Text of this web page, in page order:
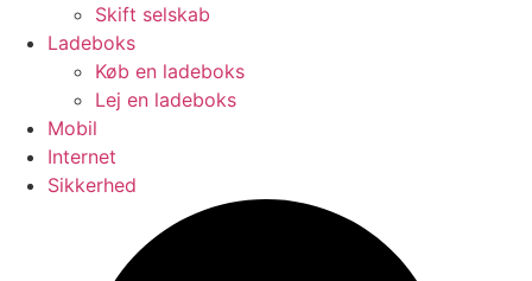
Skift selskab
Ladeboks
Køb en ladeboks
Lej en ladeboks
Mobil
Internet
Sikkerhed